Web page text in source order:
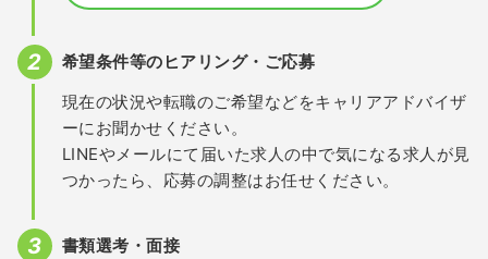
希望条件等のヒアリング・ご応募
現在の状況や転職のご希望などをキャリアアドバイザ
ーにお聞かせください。
LINEやメールにて届いた求人の中で気になる求人が見
つかったら、応募の調整はお任せください。
書類選考・面接